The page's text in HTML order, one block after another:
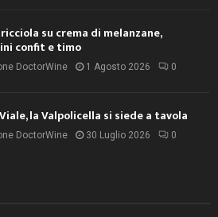
su crema di melanzane,
confit e timo
DoctorWine 1 Agosto 2026 0
la Valpolicella si siede a tavola
DoctorWine 30 Luglio 2026 0